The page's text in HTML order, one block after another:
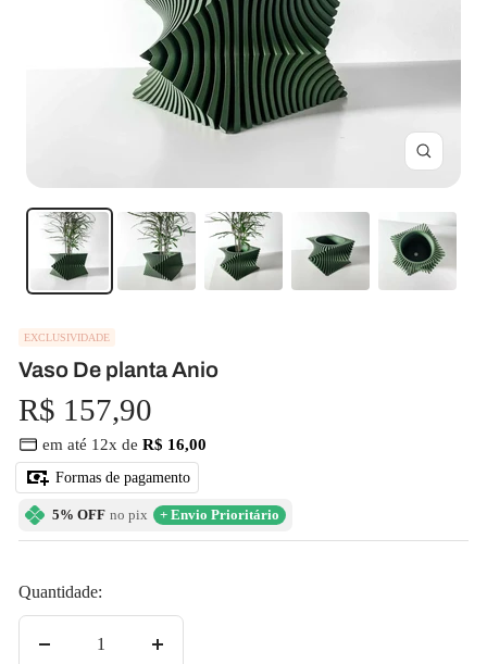
Zoom
EXCLUSIVIDADE
Vaso De planta Anio
Preço
promocional
R$ 157,90
em até 12x de R$ 16,00
Formas de pagamento
5% OFF no pix + Envio Prioritário
Quantidade: